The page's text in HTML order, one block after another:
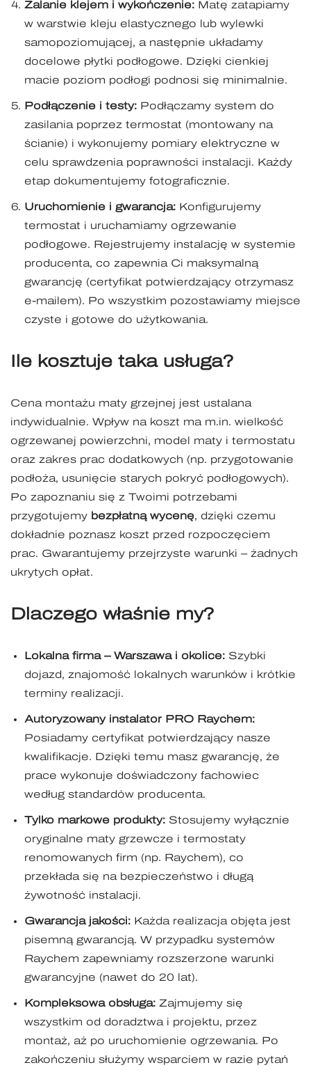
Zalanie klejem i wykończenie: Matę zatapiamy
w warstwie kleju elastycznego lub wylewki
samopoziomującej, a następnie układamy
docelowe płytki podłogowe. Dzięki cienkiej
macie poziom podłogi podnosi się minimalnie.
Podłączenie i testy: Podłączamy system do
zasilania poprzez termostat (montowany na
ścianie) i wykonujemy pomiary elektryczne w
celu sprawdzenia poprawności instalacji. Każdy
etap dokumentujemy fotograficznie.
Uruchomienie i gwarancja: Konfigurujemy
termostat i uruchamiamy ogrzewanie
podłogowe. Rejestrujemy instalację w systemie
producenta, co zapewnia Ci maksymalną
gwarancję (certyfikat potwierdzający otrzymasz
e-mailem). Po wszystkim pozostawiamy miejsce
czyste i gotowe do użytkowania.
Ile kosztuje taka usługa?
Cena montażu maty grzejnej jest ustalana
indywidualnie. Wpływ na koszt ma m.in. wielkość
ogrzewanej powierzchni, model maty i termostatu
oraz zakres prac dodatkowych (np. przygotowanie
podłoża, usunięcie starych pokryć podłogowych).
Po zapoznaniu się z Twoimi potrzebami
przygotujemy bezpłatną wycenę, dzięki czemu
dokładnie poznasz koszt przed rozpoczęciem
prac. Gwarantujemy przejrzyste warunki – żadnych
ukrytych opłat.
Dlaczego właśnie my?
Lokalna firma – Warszawa i okolice: Szybki
dojazd, znajomość lokalnych warunków i krótkie
terminy realizacji.
Autoryzowany instalator PRO Raychem:
Posiadamy certyfikat potwierdzający nasze
kwalifikacje. Dzięki temu masz gwarancję, że
prace wykonuje doświadczony fachowiec
według standardów producenta.
Tylko markowe produkty: Stosujemy wyłącznie
oryginalne maty grzewcze i termostaty
renomowanych firm (np. Raychem), co
przekłada się na bezpieczeństwo i długą
żywotność instalacji.
Gwarancja jakości: Każda realizacja objęta jest
pisemną gwarancją. W przypadku systemów
Raychem zapewniamy rozszerzone warunki
gwarancyjne (nawet do 20 lat).
Kompleksowa obsługa: Zajmujemy się
wszystkim od doradztwa i projektu, przez
montaż, aż po uruchomienie ogrzewania. Po
zakończeniu służymy wsparciem w razie pytań